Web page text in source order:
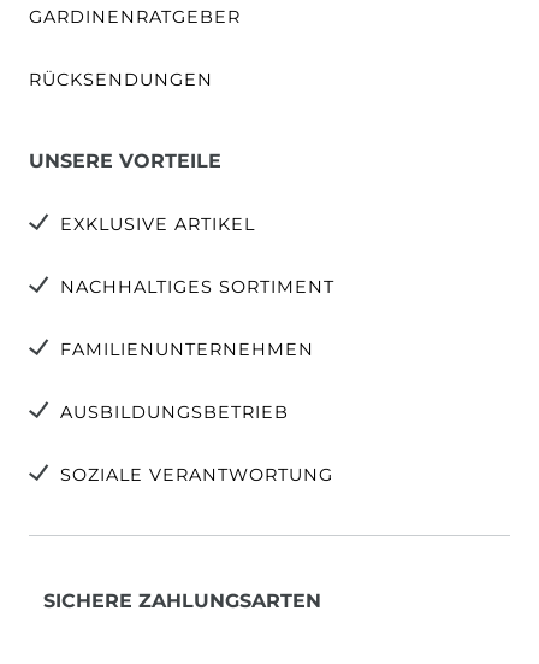
GARDINENRATGEBER
RÜCKSENDUNGEN
UNSERE VORTEILE
EXKLUSIVE ARTIKEL
NACHHALTIGES SORTIMENT
FAMILIENUNTERNEHMEN
AUSBILDUNGSBETRIEB
SOZIALE VERANTWORTUNG
SICHERE ZAHLUNGSARTEN